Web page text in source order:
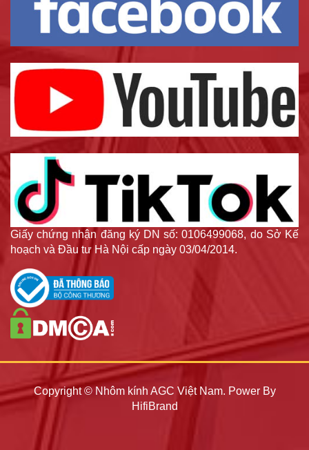
Giấy chứng nhận đăng ký DN số: 0106499068, do Sở Kế
hoạch và Đầu tư Hà Nội cấp ngày 03/04/2014.
Copyright © Nhôm kính AGC Việt Nam. Power By
HifiBrand